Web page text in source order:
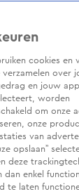
Zenders
Shop
cookies en
over
en jouw
worden
om onze
onze
van
opslaan”
deze
dan enkel
te laten